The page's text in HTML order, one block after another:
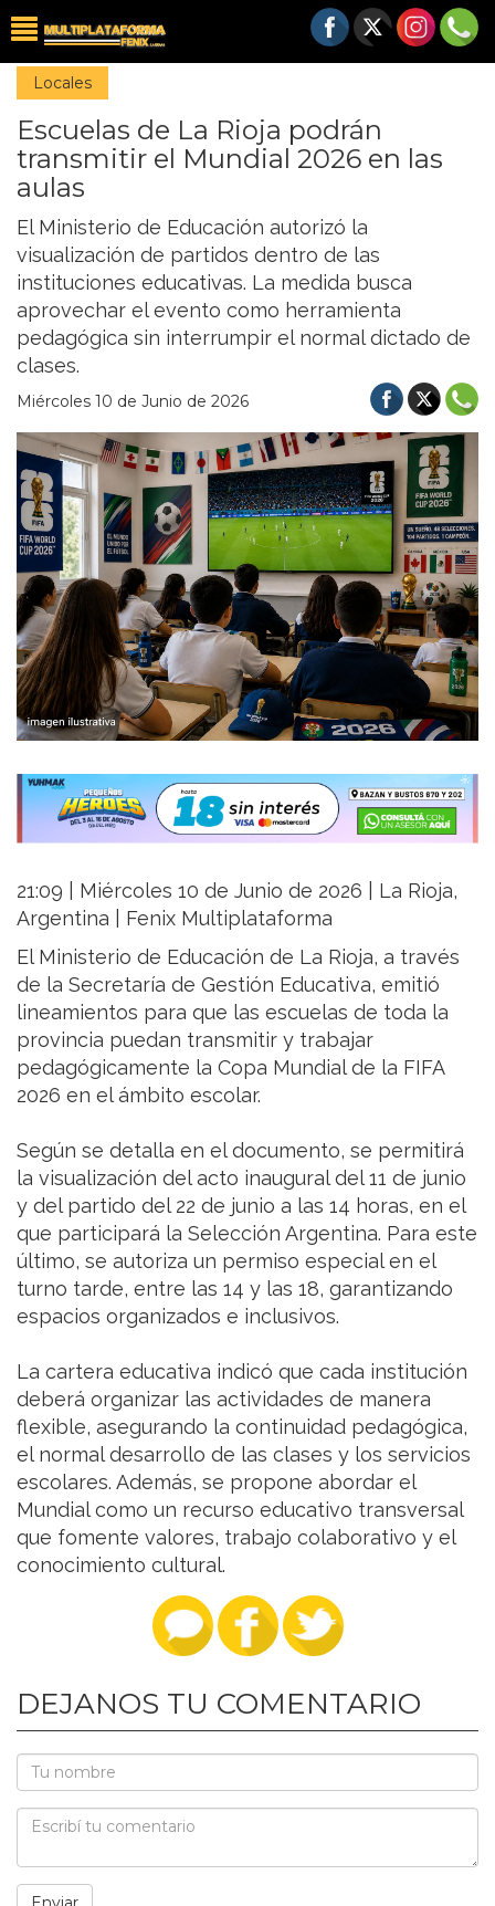
Locales
Escuelas de La Rioja podrán
transmitir el Mundial 2026 en las
aulas
El Ministerio de Educación autorizó la
visualización de partidos dentro de las
instituciones educativas. La medida busca
aprovechar el evento como herramienta
pedagógica sin interrumpir el normal dictado de
clases.
Miércoles 10 de Junio de 2026
21:09 | Miércoles 10 de Junio de 2026 | La Rioja,
Argentina | Fenix Multiplataforma
El Ministerio de Educación de La Rioja, a través
de la Secretaría de Gestión Educativa, emitió
lineamientos para que las escuelas de toda la
provincia puedan transmitir y trabajar
pedagógicamente la Copa Mundial de la FIFA
2026 en el ámbito escolar.
Según se detalla en el documento, se permitirá
la visualización del acto inaugural del 11 de junio
y del partido del 22 de junio a las 14 horas, en el
que participará la Selección Argentina. Para este
último, se autoriza un permiso especial en el
turno tarde, entre las 14 y las 18, garantizando
espacios organizados e inclusivos.
La cartera educativa indicó que cada institución
deberá organizar las actividades de manera
flexible, asegurando la continuidad pedagógica,
el normal desarrollo de las clases y los servicios
escolares. Además, se propone abordar el
Mundial como un recurso educativo transversal
que fomente valores, trabajo colaborativo y el
conocimiento cultural.
DEJANOS TU COMENTARIO